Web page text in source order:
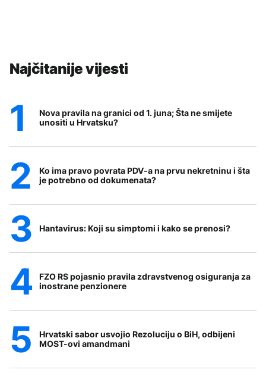
Najčitanije vijesti
Nova pravila na granici od 1. juna; Šta ne smijete
unositi u Hrvatsku?
Ko ima pravo povrata PDV-a na prvu nekretninu i šta
je potrebno od dokumenata?
Hantavirus: Koji su simptomi i kako se prenosi?
FZO RS pojasnio pravila zdravstvenog osiguranja za
inostrane penzionere
Hrvatski sabor usvojio Rezoluciju o BiH, odbijeni
MOST-ovi amandmani